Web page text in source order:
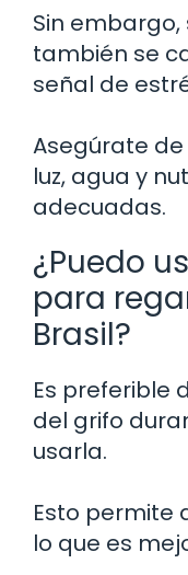
Sin embargo,
también se
señal de
Asegúrate
luz, agua y
adecuadas.
¿Puedo
para
Brasil?
Es preferible
del grifo
usarla.
Esto permite
lo que es